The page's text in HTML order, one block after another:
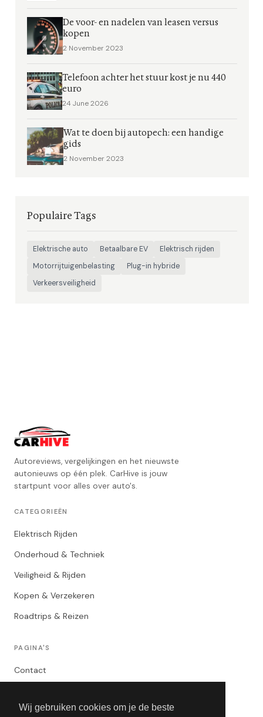
Wij gebruiken cookies om je de beste
De voor- en nadelen van leasen versus
kopen
2 November 2023
Telefoon achter het stuur kost je nu 440
euro
24 June 2026
Wat te doen bij autopech: een handige
gids
2 November 2023
Populaire Tags
Elektrische auto Betaalbare EV
Elektrisch rijden
Motorrijtuigenbelasting
Plug-in hybride
Verkeersveiligheid
Autoreviews, vergelijkingen en het nieuwste
autonieuws op één plek. CarHive is jouw
startpunt voor alles over auto's.
CATEGORIEËN
Elektrisch Rijden
Onderhoud & Techniek
Veiligheid & Rijden
Kopen & Verzekeren
Roadtrips & Reizen
PAGINA'S
Contact
Algemene Voorwaarden